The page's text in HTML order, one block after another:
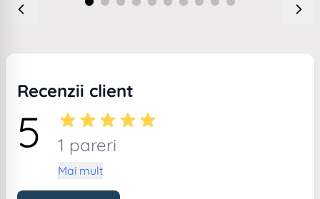
Recenzii client
5 1 pareri
Mai mult